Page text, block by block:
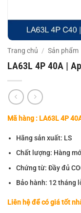
Trang chủ / Sản phẩm
LA63L 4P 40A |
Mã hàng : LA63L 4P
Hãng sản xuất: LS
Chất lượng: Hàng
Chứng từ: Đầy đủ
Bảo hành: 12 tháng
Liên hệ để có giá tốt